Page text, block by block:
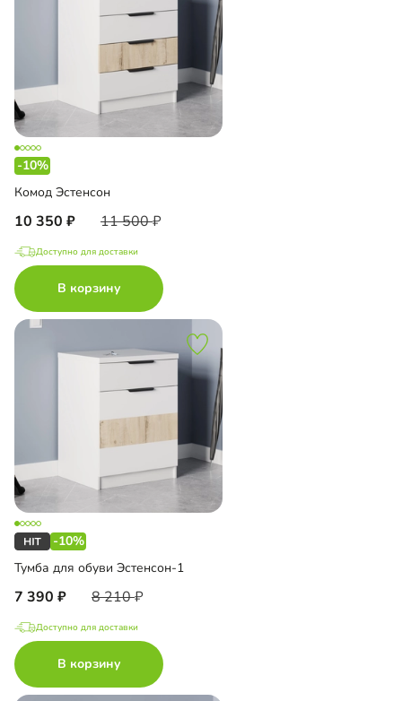
-10%
Комод Эстенсон
10 350 11 500
Доступно для доставки
В корзину
-10%
Тумба для обуви Эстенсон-1
7 390 8 210
Доступно для доставки
В корзину